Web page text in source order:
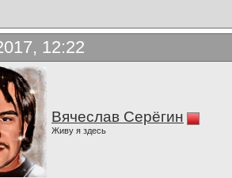
12:22
Вячеслав Серёгин
Живу я здесь